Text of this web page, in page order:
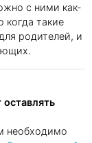
с ними как-
когда такие
родителей, и
необходимо